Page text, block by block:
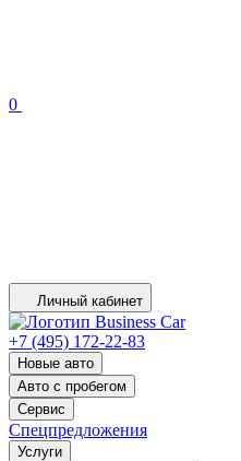
0
Личный кабинет
+7 (495) 172-22-83
Новые авто
Авто с пробегом
Сервис
Спецпредложения
Услуги